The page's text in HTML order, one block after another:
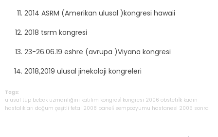
2014 ASRM (Amerikan ulusal )kongresi hawaii
2018 tsrm kongresi
23-26.06.19 eshre (avrupa )Viyana kongresi
2018,2019 ulusal jinekoloji kongreleri
Tags:
ulusal tüp bebek uzmanlığını katilim kongresi̇ kongresi 2006 obstetri̇k kadın
hastalıkları doğum çeşitli fetal 2008 paneli̇ sempozyumu hastanesi 2005 sonra